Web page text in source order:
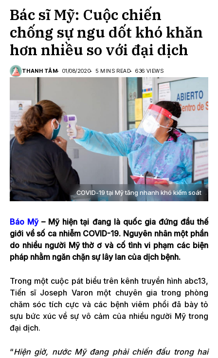
Bác sĩ Mỹ: Cuộc chiến
chống sự ngu dốt khó khăn
hơn nhiều so với đại dịch
THANH TÂM 01/08/2020 5 MINS READ 636 VIEWS
COVID-19 tại Mỹ tăng nhanh khó kiểm soát
Báo Mỹ– Mỹ hiện tại đang là quốc gia đứng đầu thế
giới về số ca nhiễm COVID-19. Nguyên nhân một phần
do nhiều người Mỹ thờ ơ và cố tình vi phạm các biện
pháp nhằm ngăn chặn sự lây lan của dịch bệnh.
Trong một cuộc pát biểu trên kênh truyền hình abc13,
Tiến sĩ Joseph Varon một chuyên gia trong phòng
chăm sóc tích cực và các bệnh viêm phổi đã bày tỏ
sựu bức xúc về sự vô cảm của nhiều người Mỹ trong
đại dịch.
“Hiện giờ, nước Mỹ đang phải chiến đấu trong hai